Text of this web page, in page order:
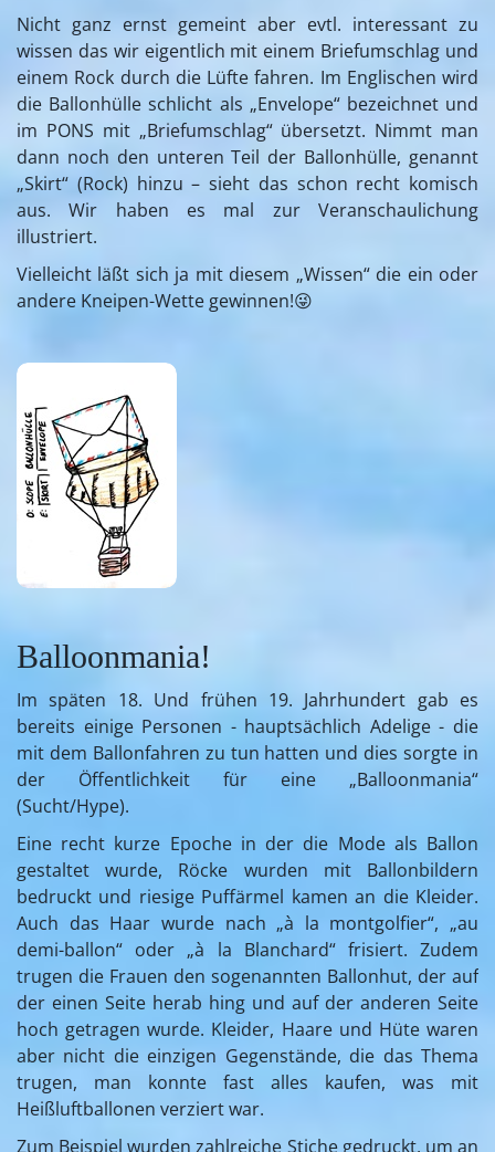
Nicht ganz ernst gemeint aber evtl. interessant zu
wissen das wir eigentlich mit einem Briefumschlag und
einem Rock durch die Lüfte fahren. Im Englischen wird
die Ballonhülle schlicht als „Envelope“ bezeichnet und
im PONS mit „Briefumschlag“ übersetzt. Nimmt man
dann noch den unteren Teil der Ballonhülle, genannt
„Skirt“ (Rock) hinzu – sieht das schon recht komisch
aus. Wir haben es mal zur Veranschaulichung
illustriert.
Vielleicht läßt sich ja mit diesem „Wissen“ die ein oder
andere Kneipen-Wette gewinnen!😜
Balloonmania!
Im späten 18. Und frühen 19. Jahrhundert gab es
bereits einige Personen - hauptsächlich Adelige - die
mit dem Ballonfahren zu tun hatten und dies sorgte in
der Öffentlichkeit für eine „Balloonmania“
(Sucht/Hype).
Eine recht kurze Epoche in der die Mode als Ballon
gestaltet wurde, Röcke wurden mit Ballonbildern
bedruckt und riesige Puffärmel kamen an die Kleider.
Auch das Haar wurde nach „à la montgolfier“, „au
demi-ballon“ oder „à la Blanchard“ frisiert. Zudem
trugen die Frauen den sogenannten Ballonhut, der auf
der einen Seite herab hing und auf der anderen Seite
hoch getragen wurde. Kleider, Haare und Hüte waren
aber nicht die einzigen Gegenstände, die das Thema
trugen, man konnte fast alles kaufen, was mit
Heißluftballonen verziert war.
Zum Beispiel wurden zahlreiche Stiche gedruckt, um an